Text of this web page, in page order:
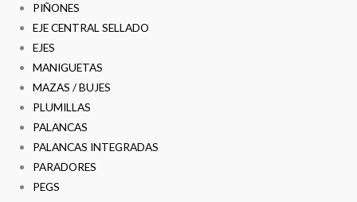
PIÑONES
EJE CENTRAL SELLADO
EJES
MANIGUETAS
MAZAS / BUJES
PLUMILLAS
PALANCAS
PALANCAS INTEGRADAS
PARADORES
PEGS